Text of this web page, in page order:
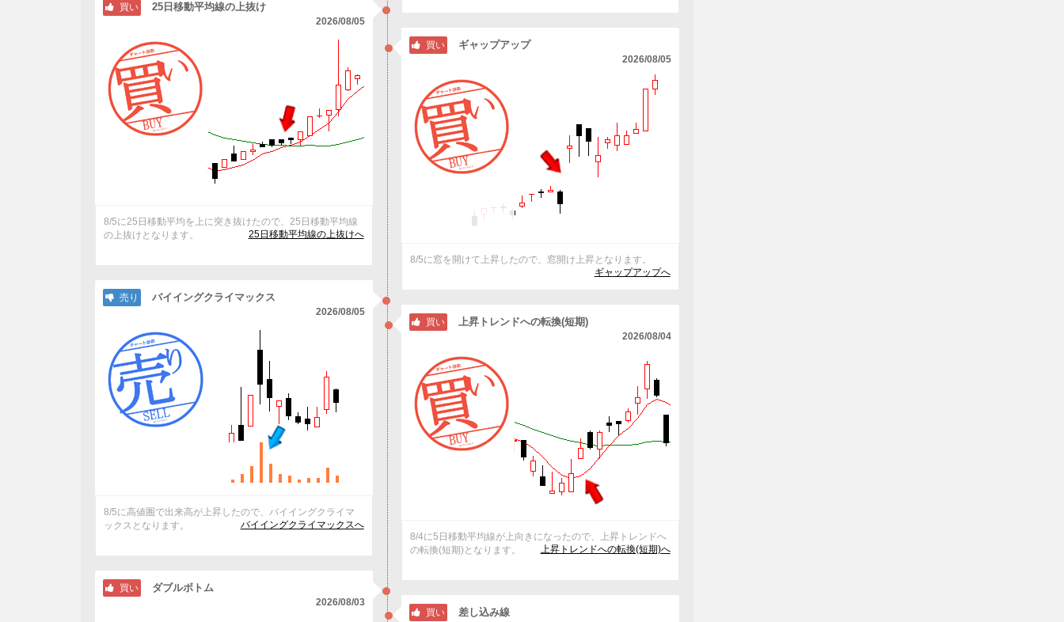
買い 25日移動平均線の上抜け
2026/08/05
8/5に25日移動平均を上に突き抜けたので、25日移動平均線
の上抜けとなります。
25日移動平均線の上抜けへ
買い ギャップアップ
2026/08/05
8/5に窓を開けて上昇したので、窓開け上昇となります。
ギャップアップへ
売り バイイングクライマックス
2026/08/05
8/5に高値圏で出来高が上昇したので、バイイングクライマ
ックスとなります。
バイイングクライマックスへ
買い 上昇トレンドへの転換(短期)
2026/08/04
8/4に5日移動平均線が上向きになったので、上昇トレンドへ
の転換(短期)となります。
上昇トレンドへの転換(短期)へ
買い ダブルボトム
2026/08/03
買い
差し込み線